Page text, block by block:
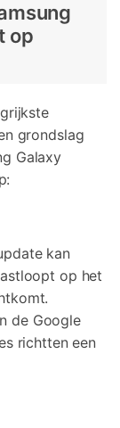
op
grondslag
Galaxy
kan
op het
de Google
richtten een